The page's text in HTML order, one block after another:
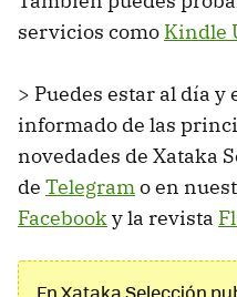
servicios como Kindle
> Puedes estar al día y
informado de las
novedades de Xataka
de Telegramo en
Facebooky la revista
En Xataka Selección